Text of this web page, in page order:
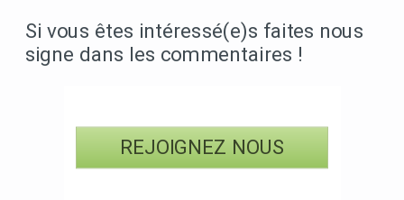
Si vous êtes intéressé(e)s faites nous
signe dans les commentaires !
REJOIGNEZ NOUS